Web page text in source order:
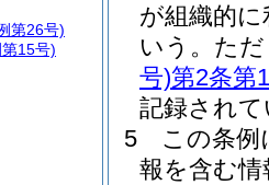
が組織的
いう。 た
号)第2条第
記録され
5
この条例
報を含む
第26号)
15号)